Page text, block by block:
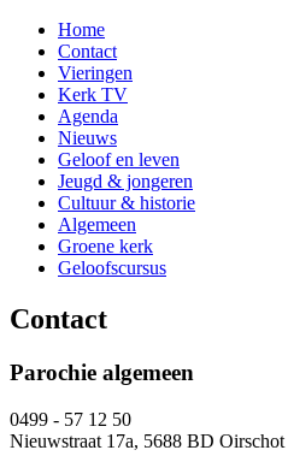
Home
Contact
Vieringen
Kerk TV
Agenda
Nieuws
Geloof en leven
Jeugd & jongeren
Cultuur & historie
Algemeen
Groene kerk
Geloofscursus
Contact
Parochie algemeen
0499 - 57 12 50
Nieuwstraat 17a, 5688 BD Oirschot